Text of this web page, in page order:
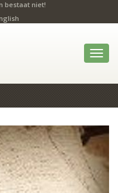
bestaat niet!